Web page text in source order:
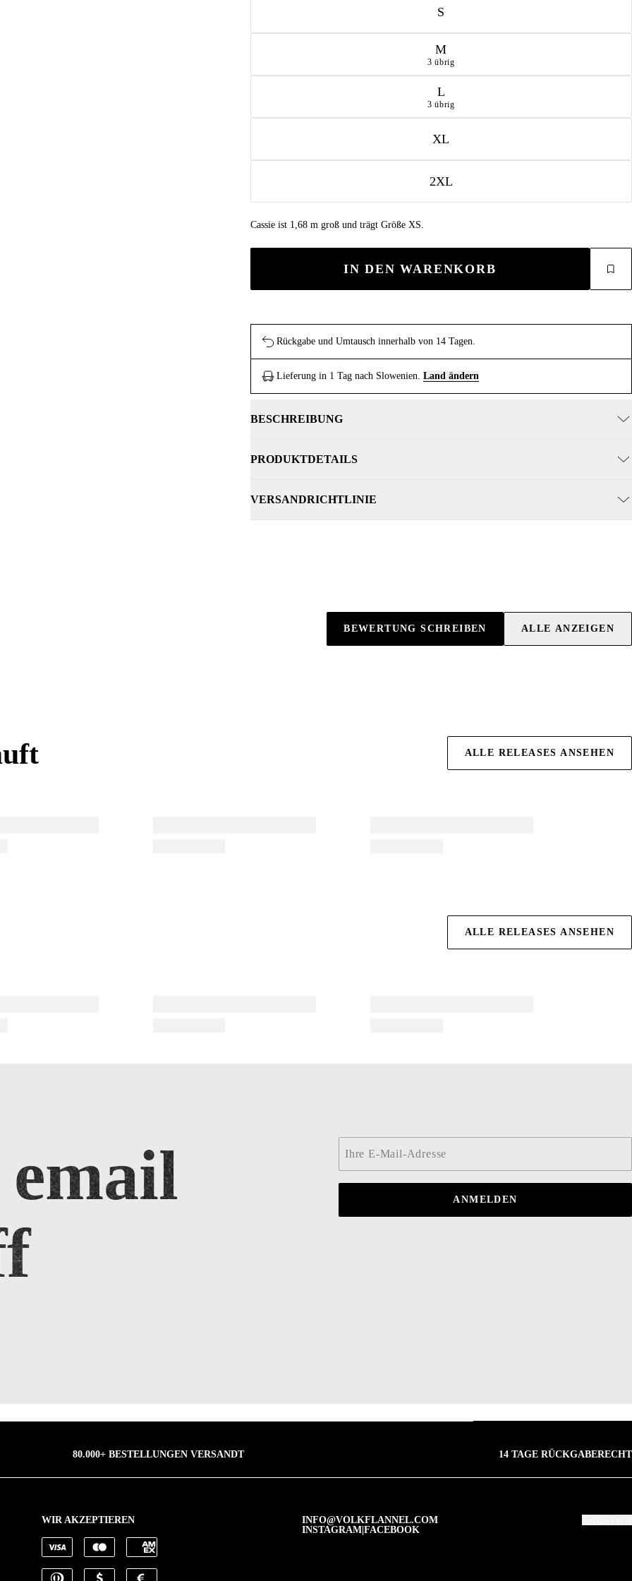
S
M
3 übrig
L
3 übrig
XL
2XL
Cassie ist 1,68 m groß und trägt Größe XS.
IN DEN WARENKORB
Rückgabe und Umtausch innerhalb von 14 Tagen.
Lieferung in 1 Tag nach Slowenien. Land ändern
BESCHREIBUNG
PRODUKTDETAILS
VERSANDRICHTLINIE
BEWERTUNG SCHREIBEN ALLE ANZEIGEN
ALLE RELEASES ANSEHEN
ALLE RELEASES ANSEHEN
ANMELDEN
80.000+ BESTELLUNGEN VERSANDT 14 TAGE RÜCKGABERECHT
WIR AKZEPTIEREN
INFO@VOLKFLANNEL.COM
INSTAGRAM| FACEBOOK